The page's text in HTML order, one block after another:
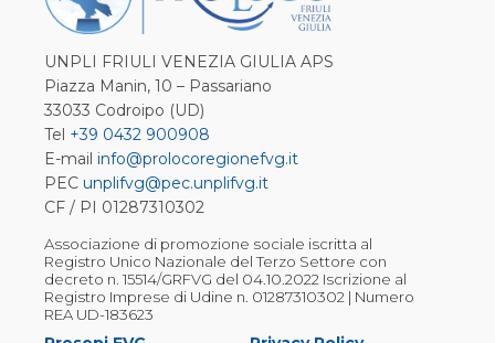
UNPLI FRIULI VENEZIA GIULIA APS
Piazza Manin, 10 – Passariano
33033 Codroipo (UD)
Tel +39 0432 900908
E-mail info@prolocoregionefvg.it
PEC unplifvg@pec.unplifvg.it
CF / PI 01287310302
Associazione di promozione sociale iscritta al
Registro Unico Nazionale del Terzo Settore con
decreto n. 15514/GRFVG del 04.10.2022 Iscrizione al
Registro Imprese di Udine n. 01287310302 | Numero
REA UD-183623